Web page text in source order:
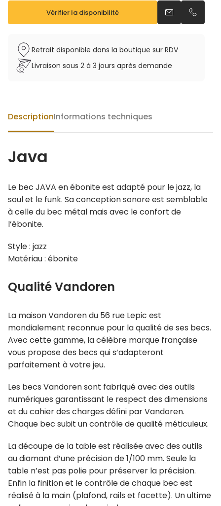
Vérifier la disponibilité Envoyer unAppeler
Retrait disponible dans la boutique sur RDV
Livraison sous 2 à 3 jours après demande
DescriptionInformations techniques
Java
Le bec JAVA en ébonite est adapté pour le jazz, la
soul et le funk. Sa conception sonore est semblable
à celle du bec métal mais avec le confort de
l’ébonite.
Style : jazz
Matériau : ébonite
Qualité Vandoren
La maison Vandoren du 56 rue Lepic est
mondialement reconnue pour la qualité de ses becs.
Avec cette gamme, la célèbre marque française
vous propose des becs qui s’adapteront
parfaitement à votre jeu.
Les becs Vandoren sont fabriqué avec des outils
numériques garantissant le respect des dimensions
et du cahier des charges défini par Vandoren.
Chaque bec subit un contrôle de qualité méticuleux.
La découpe de la table est réalisée avec des outils
au diamant d’une précision de 1/100 mm. Seule la
table n’est pas polie pour préserver la précision.
Enfin la finition et le contrôle de chaque bec est
réalisé à la main (plafond, rails et facette). Un ultime